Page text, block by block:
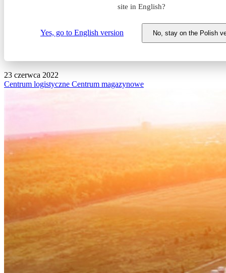
site in English?
Yes, go to English version No, stay on the Polish
LCube wybuduje park
przemysłowo-magazynowy w
23 czerwca 2022
Centrum logistyczne Centrum magazynowe